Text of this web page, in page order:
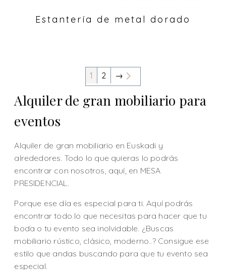
Estantería de metal dorado
1 2 →
Alquiler de gran mobiliario para
eventos
Alquiler de gran mobiliario en Euskadi y
alrededores. Todo lo que quieras lo podrás
encontrar con nosotros, aquí, en MESA
PRESIDENCIAL.
Porque ese día es especial para ti. Aquí podrás
encontrar todo lo que necesitas para hacer que tu
boda o tu evento sea inolvidable. ¿Buscas
mobiliario rústico, clásico, moderno..? Consigue ese
estilo que andas buscando para que tu evento sea
especial.